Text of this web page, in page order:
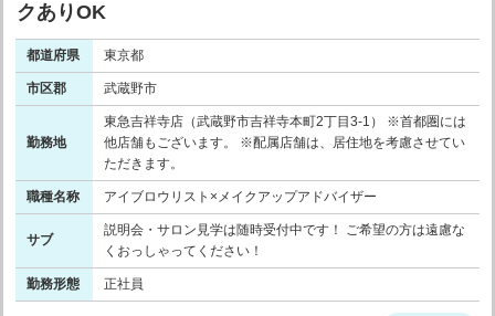
クありOK
都道府県 東京都
市区郡 武蔵野市
勤務地
東急吉祥寺店（武蔵野市吉祥寺本町2丁目3-1） ※首都圏には
他店舗もございます。 ※配属店舗は、居住地を考慮させてい
ただきます。
職種名称 アイブロウリスト×メイクアップアドバイザー
サブ
説明会・サロン見学は随時受付中です！ ご希望の方は遠慮な
くおっしゃってください！
勤務形態 正社員